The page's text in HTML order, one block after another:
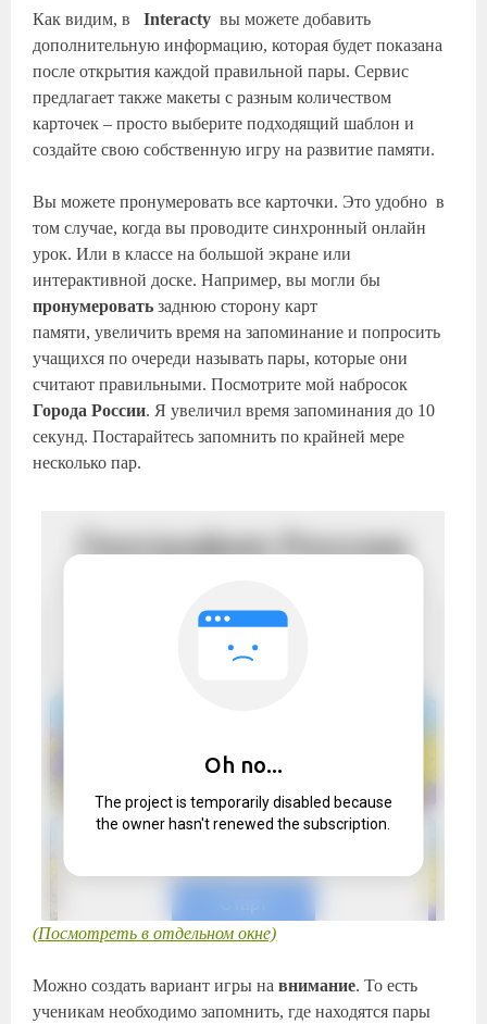
Как видим, в Interacty вы можете добавить
дополнительную информацию, которая будет показана
после открытия каждой правильной пары. Сервис
предлагает также макеты с разным количеством
карточек – просто выберите подходящий шаблон и
создайте свою собственную игру на развитие памяти.
Вы можете пронумеровать все карточки. Это удобно в
том случае, когда вы проводите синхронный онлайн
урок. Или в классе на большой экране или
интерактивной доске. Например, вы могли бы
пронумеровать заднюю сторону карт
памяти, увеличить время на запоминание и попросить
учащихся по очереди называть пары, которые они
считают правильными. Посмотрите мой набросок
Города России. Я увеличил время запоминания до 10
секунд. Постарайтесь запомнить по крайней мере
несколько пар.
(Посмотреть в отдельном окне)
Можно создать вариант игры навнимание. То есть
ученикам необходимо запомнить, где находятся пары